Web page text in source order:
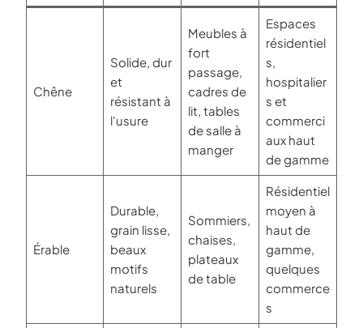
Chêne
Solide, dur
et
résistant à
l'usure
Meubles à
fort
passage,
cadres de
lit, tables
de salle à
manger
Espaces
résidentiel
s,
hospitalier
s et
commerci
aux haut
de gamme
Érable
Durable,
grain lisse,
beaux
motifs
naturels
Sommiers,
chaises,
plateaux
de table
Résidentiel
moyen à
haut de
gamme,
quelques
commerce
s